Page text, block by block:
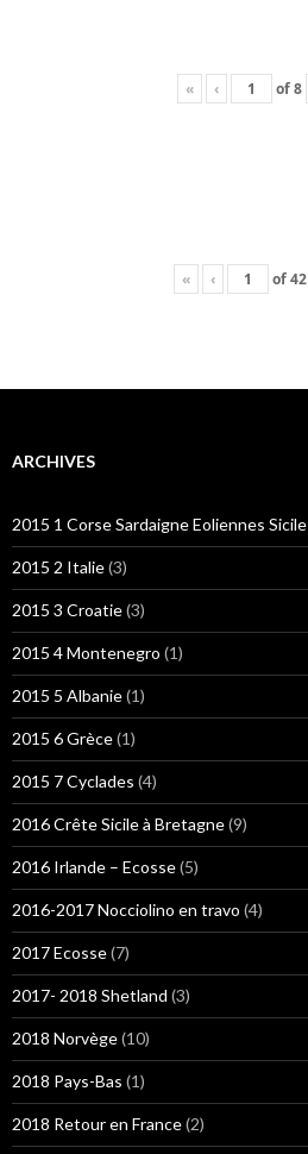
« ‹ of8
« ‹ of42
ARCHIVES
2015 1 Corse Sardaigne Eoliennes Sicile
2015 2 Italie(3)
2015 3 Croatie(3)
2015 4 Montenegro (1)
2015 5 Albanie(1)
2015 6 Grèce(1)
2015 7 Cyclades (4)
2016 Crête Sicile à Bretagne(9)
2016 Irlande – Ecosse(5)
2016-2017 Nocciolino en travo (4)
2017 Ecosse(7)
2017- 2018 Shetland (3)
2018 Norvège(10)
2018 Pays-Bas (1)
2018 Retour en France(2)